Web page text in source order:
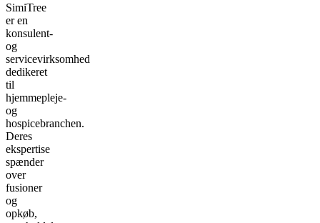
SimiTree
er en
konsulent-
og
servicevirksomhed
dedikeret
til
hjemmepleje-
og
hospicebranchen.
Deres
ekspertise
spænder
over
fusioner
og
opkøb,